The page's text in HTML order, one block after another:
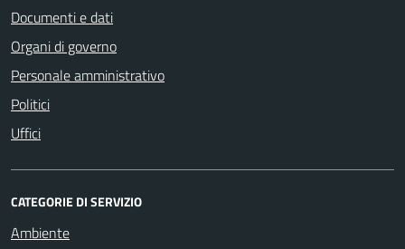
Documenti e dati
Organi di governo
Personale amministrativo
Politici
Uffici
CATEGORIE DI SERVIZIO
Ambiente